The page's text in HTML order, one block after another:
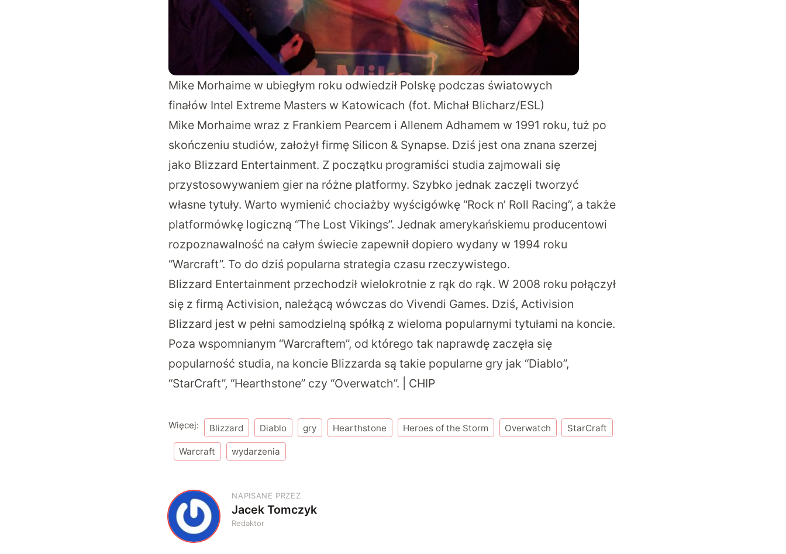
Mike Morhaime w ubiegłym roku odwiedził Polskę podczas światowych
finałów Intel Extreme Masters w Katowicach (fot. Michał Blicharz/ESL)
Mike Morhaime wraz z Frankiem Pearcem i Allenem Adhamem w 1991 roku, tuż po
skończeniu studiów, założył firmę Silicon & Synapse. Dziś jest ona znana szerzej
jako Blizzard Entertainment. Z początku programiści studia zajmowali się
przystosowywaniem gier na różne platformy. Szybko jednak zaczęli tworzyć
własne tytuły. Warto wymienić chociażby wyścigówkę “Rock n’ Roll Racing”, a także
platformówkę logiczną “The Lost Vikings”. Jednak amerykańskiemu producentowi
rozpoznawalność na całym świecie zapewnił dopiero wydany w 1994 roku
“Warcraft”. To do dziś popularna strategia czasu rzeczywistego.
Blizzard Entertainment przechodził wielokrotnie z rąk do rąk. W 2008 roku połączył
się z firmą Activision, należącą wówczas do Vivendi Games. Dziś, Activision
Blizzard jest w pełni samodzielną spółką z wieloma popularnymi tytułami na koncie.
Poza wspomnianym “Warcraftem”, od którego tak naprawdę zaczęła się
popularność studia, na koncie Blizzarda są takie popularne gry jak “Diablo”,
“StarCraft”, “Hearthstone” czy “Overwatch”. | CHIP
Więcej: Blizzard Diablo gry Hearthstone Heroes of the Storm Overwatch StarCraft
Warcraft wydarzenia
J
NAPISANE PRZEZ
Jacek Tomczyk
Redaktor